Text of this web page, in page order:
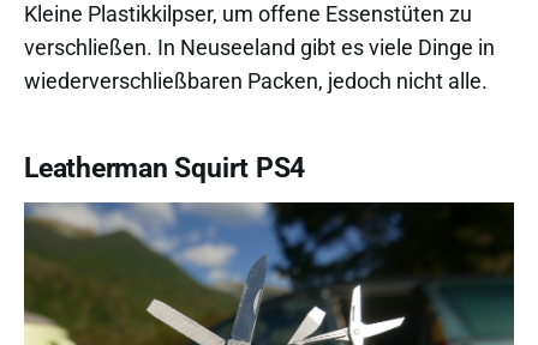
Kleine Plastikkilpser, um offene Essenstüten zu
verschließen. In Neuseeland gibt es viele Dinge in
wiederverschließbaren Packen, jedoch nicht alle.
Leatherman Squirt PS4